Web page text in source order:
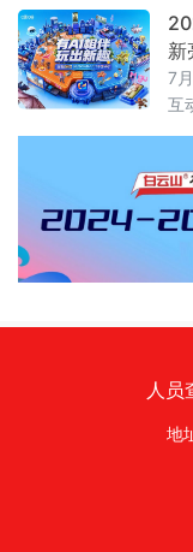
其
元
新
你
7
互
质
验
动
人员
地